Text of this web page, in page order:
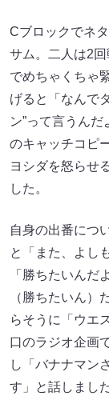
Cブロックでネ
サム。二人は2回
でめちゃくちゃ
げると「なんで
ン”って言うん
のキャッチコピ
ヨシダを怒らせ
した。
自身の出番につ
と「また、よし
「勝ちたいんだ
（勝ちたいん）
らそうに「ウエ
口のラジオ企画
し「バナナマン
す」と話しまし